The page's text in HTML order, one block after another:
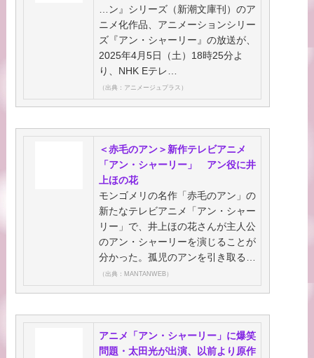
…ン』シリーズ（新潮文庫刊）のア
ニメ化作品、アニメーションシリー
ズ『アン・シャーリー』の放送が、
2025年4月5日（土）18時25分よ
り、NHK Eテレ…
（出典：アニメージュプラス）
＜赤毛のアン＞新作テレビアニメ
「アン・シャーリー」 アン役に井
上ほの花
モンゴメリの名作「赤毛のアン」の
新たなテレビアニメ「アン・シャー
リー」で、井上ほの花さんが主人公
のアン・シャーリーを演じることが
分かった。孤児のアンを引き取る…
（出典：MANTANWEB）
アニメ「アン・シャーリー」に爆笑
問題・太田光が出演、以前より原作